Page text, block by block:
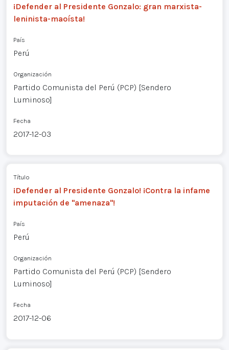
¡Defender al Presidente Gonzalo: gran marxista-
leninista-maoísta!
País
Perú
Organización
Partido Comunista del Perú (PCP) [Sendero
Luminoso]
Fecha
2017-12-03
Título
¡Defender al Presidente Gonzalo! ¡Contra la infame
imputación de "amenaza"!
País
Perú
Organización
Partido Comunista del Perú (PCP) [Sendero
Luminoso]
Fecha
2017-12-06